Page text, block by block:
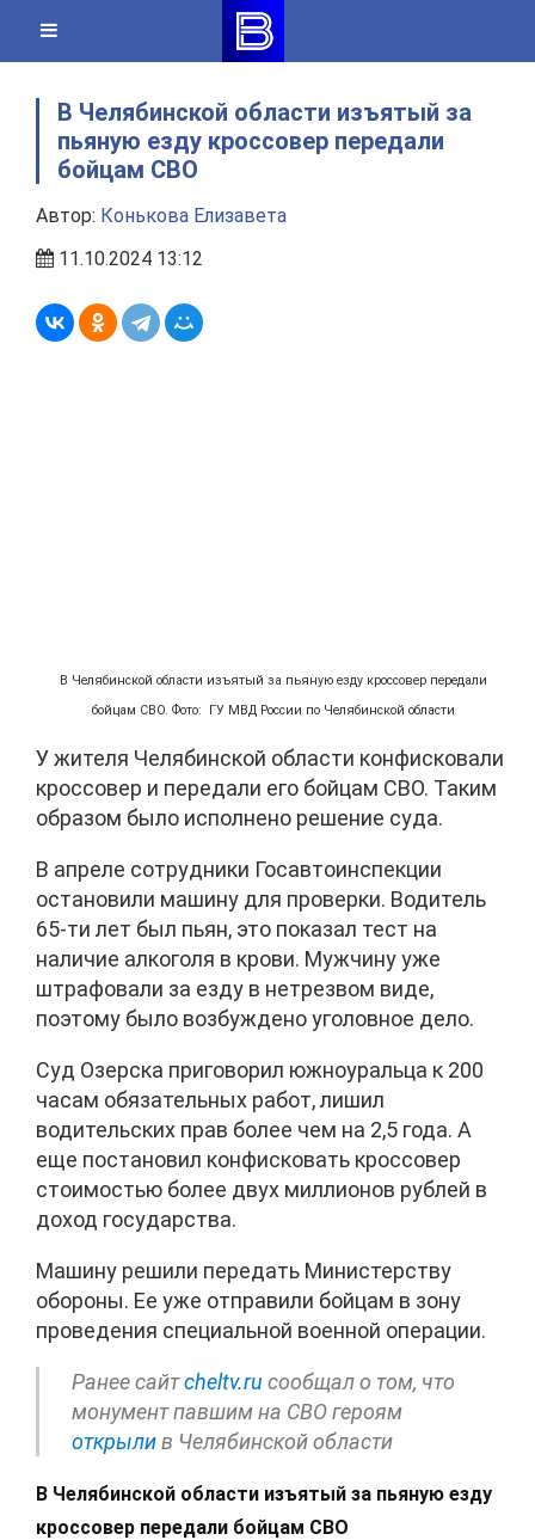
content
В Челябинской области изъятый за
пьяную езду кроссовер передали
бойцам СВО
Автор: Конькова Елизавета
11.10.2024 13:12
В Челябинской области изъятый за пьяную езду кроссовер передали
бойцам СВО. Фото: ГУ МВД России по Челябинской области
У жителя Челябинской области конфисковали
кроссовер и передали его бойцам СВО. Таким
образом было исполнено решение суда.
В апреле сотрудники Госавтоинспекции
остановили машину для проверки. Водитель
65-ти лет был пьян, это показал тест на
наличие алкоголя в крови. Мужчину уже
штрафовали за езду в нетрезвом виде,
поэтому было возбуждено уголовное дело.
Суд Озерска приговорил южноуральца к 200
часам обязательных работ, лишил
водительских прав более чем на 2,5 года. А
еще постановил конфисковать кроссовер
стоимостью более двух миллионов рублей в
доход государства.
Машину решили передать Министерству
обороны. Ее уже отправили бойцам в зону
проведения специальной военной операции.
Ранее сайтcheltv.ru сообщал о том, что
монумент павшим на СВО героям
открылив Челябинской области
В Челябинской области изъятый за пьяную езду
кроссовер передали бойцам СВО